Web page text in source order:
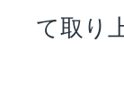
投資
て取り